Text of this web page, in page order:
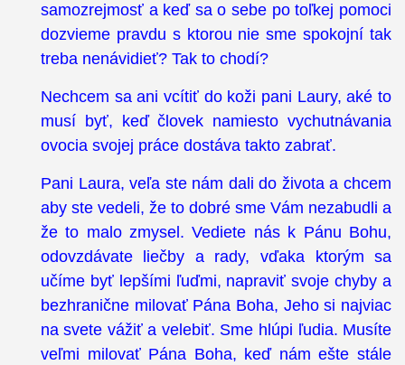
samozrejmosť a keď sa o sebe po toľkej pomoci
dozvieme pravdu s ktorou nie sme spokojní tak
treba nenávidieť? Tak to chodí?
Nechcem sa ani vcítiť do koži pani Laury, aké to
musí byť, keď človek namiesto vychutnávania
ovocia svojej práce dostáva takto zabrať.
Pani Laura, veľa ste nám dali do života a chcem
aby ste vedeli, že to dobré sme Vám nezabudli a
že to malo zmysel. Vediete nás k Pánu Bohu,
odovzdávate liečby a rady, vďaka ktorým sa
učíme byť lepšími ľuďmi, napraviť svoje chyby a
bezhranične milovať Pána Boha, Jeho si najviac
na svete vážiť a velebiť. Sme hlúpi ľudia. Musíte
veľmi milovať Pána Boha, keď nám ešte stále